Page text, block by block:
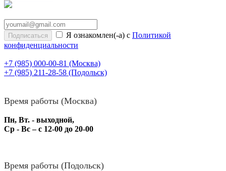
Я ознакомлен(-а) с Политикой
конфиденциальности
+7 (985) 000-00-81 (Москва)
+7 (985) 211-28-58 (Подольск)
Время работы (Москва)
Пн, Вт. - выходной,
Ср - Вс – с 12-00 до 20-00
Время работы (Подольск)